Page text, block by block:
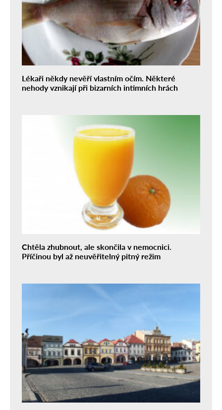
Lékaři někdy nevěří vlastním očím. Některé
nehody vznikají při bizarních intimních hrách
Chtěla zhubnout, ale skončila v nemocnici.
Příčinou byl až neuvěřitelný pitný režim